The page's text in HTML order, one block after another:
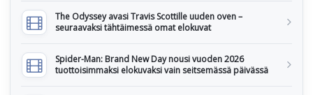
The Odyssey avasi Travis Scottille uuden oven –
seuraavaksi tähtäimessä omat elokuvat
Spider-Man: Brand New Day nousi vuoden 2026
tuottoisimmaksi elokuvaksi vain seitsemässä päivässä